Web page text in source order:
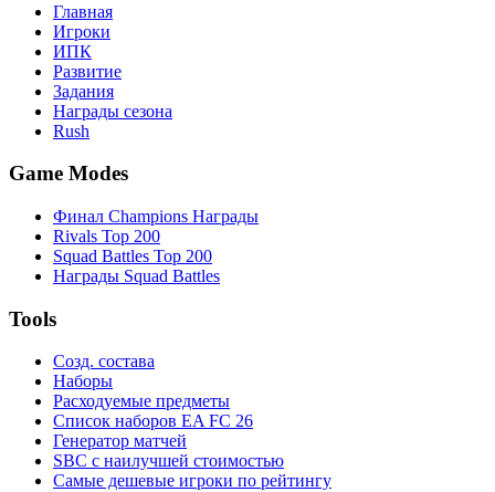
Главная
Игроки
ИПК
Развитие
Задания
Награды сезона
Rush
Game Modes
Финал Champions Награды
Rivals Top 200
Squad Battles Top 200
Награды Squad Battles
Tools
Созд. состава
Наборы
Расходуемые предметы
Список наборов EA FC 26
Генератор матчей
SBC с наилучшей стоимостью
Самые дешевые игроки по рейтингу